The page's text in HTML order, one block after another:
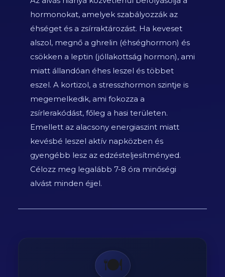
hormonokat, amelyek szabályozzák az
éhséget és a zsírraktározást. Ha keveset
alszol, megnő a ghrelin (éhséghormon) és
csökken a leptin (jóllakottság hormon), ami
miatt állandóan éhes leszel és többet
eszel. A kortizol, a stresszhormon szintje is
megemelkedik, ami fokozza a
zsírlerakódást, főleg a hasi területen.
Emellett az alacsony energiaszint miatt
kevésbé leszel aktív napközben és
gyengébb lesz az edzésteljesítményed.
Célozz meg legalább 7-8 óra minőségi
alvást minden éjjel.
🍽️